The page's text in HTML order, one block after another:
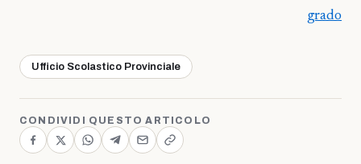
grado
Ufficio Scolastico Provinciale
CONDIVIDI QUESTO ARTICOLO